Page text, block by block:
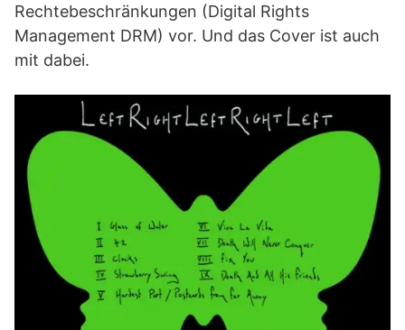
Rechtebeschränkungen (Digital Rights
Management DRM) vor. Und das Cover ist auch
mit dabei.